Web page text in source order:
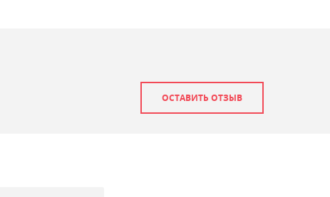
ОСТАВИТЬ ОТЗЫВ